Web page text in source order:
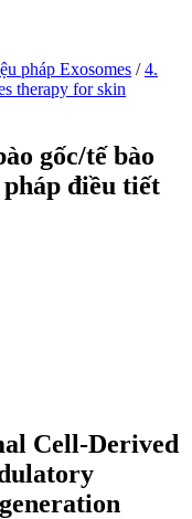
pháp Exosomes /4.
therapy for skin
gốc/tế bào
điều tiết
Cell-Derived